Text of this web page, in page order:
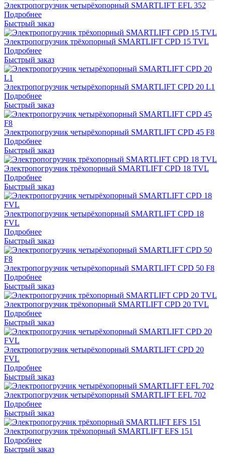
Электропогрузчик четырёхопорный SMARTLIFT EFL 352
Подробнее
Быстрый заказ
Электропогрузчик трёхопорный SMARTLIFT CPD 15 TVL
Подробнее
Быстрый заказ
Электропогрузчик четырёхопорный SMARTLIFT CPD 20 L1
Подробнее
Быстрый заказ
Электропогрузчик четырёхопорный SMARTLIFT CPD 45 F8
Подробнее
Быстрый заказ
Электропогрузчик трёхопорный SMARTLIFT CPD 18 TVL
Подробнее
Быстрый заказ
Электропогрузчик четырёхопорный SMARTLIFT CPD 18
FVL
Подробнее
Быстрый заказ
Электропогрузчик четырёхопорный SMARTLIFT CPD 50 F8
Подробнее
Быстрый заказ
Электропогрузчик трёхопорный SMARTLIFT CPD 20 TVL
Подробнее
Быстрый заказ
Электропогрузчик четырёхопорный SMARTLIFT CPD 20
FVL
Подробнее
Быстрый заказ
Электропогрузчик четырёхопорный SMARTLIFT EFL 702
Подробнее
Быстрый заказ
Электропогрузчик трёхопорный SMARTLIFT EFS 151
Подробнее
Быстрый заказ